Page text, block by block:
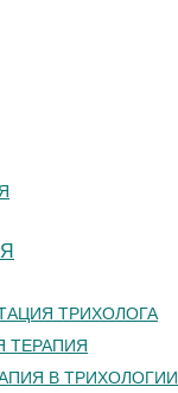
ТРИХОЛОГА
ТЕРАПИЯ
В ТРИХОЛОГИИ